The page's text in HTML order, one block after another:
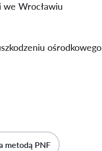
we Wrocławiu
ośrodkowego
metodą PNF